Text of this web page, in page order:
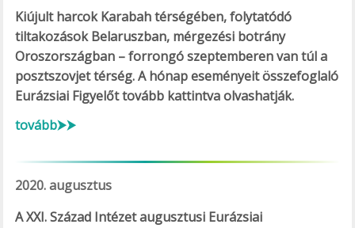
Kiújult harcok Karabah térségében, folytatódó
tiltakozások Belaruszban, mérgezési botrány
Oroszországban – forrongó szeptemberen van túl a
posztszovjet térség. A hónap eseményeit összefoglaló
Eurázsiai Figyelőt tovább kattintva olvashatják.
tovább⮞⮞
2020. augusztus
A XXI. Század Intézet augusztusi Eurázsiai